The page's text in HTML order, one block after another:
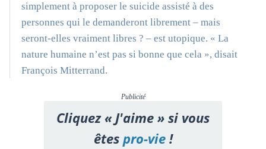
simplement à proposer le suicide assisté à des
personnes qui le demanderont librement – mais
seront-elles vraiment libres ? – est utopique. « La
nature humaine n’est pas si bonne que cela », disait
François Mitterrand.
Publicité
Cliquez « J'aime » si vous
êtespro-vie!